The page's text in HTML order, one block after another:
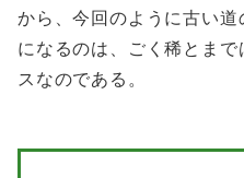
から、今回のように古い
になるのは、ごく稀とま
スなのである。